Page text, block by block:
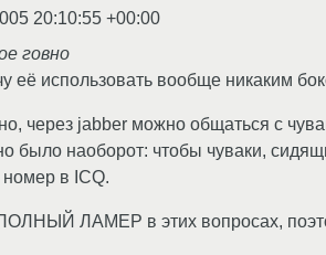
20:10:55 +00:00
говно
её использовать вообще никаким
через jabber можно общаться с
было наоборот: чтобы чуваки,
номер в ICQ.
ЛАМЕР в этих вопросах,